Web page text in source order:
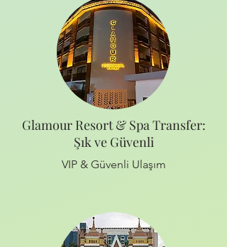
Glamour Resort & Spa Transfer:
Şık ve Güvenli
VIP & Güvenli Ulaşım